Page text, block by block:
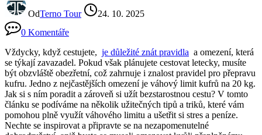
OdTerno Tour
24. 10. 2025
0 Komentáře
Vždycky, když ⁣cestujete, ‌ je důležité znát​ pravidla ‍ a omezení, která
se týkají‌ zavazadel. Pokud však plánujete cestovat‍ letecky, musíte
být obzvláště obezřetní, což zahrnuje i znalost pravidel pro⁤ přepravu
kufru. Jedno z nejčastějších omezení je váhový limit kufrů na 20 ⁣kg.
Jak si​ s ním poradit a ‌zároveň si užít bezstarostnou cestu? ⁢V tomto
článku se podíváme na několik užitečných tipů a triků, které vám
pomohou plně využít⁢ váhového limitu a ušetřit si stres a ​peníze.
Nechte se inspirovat a připravte se‍ na nezapomenutelné